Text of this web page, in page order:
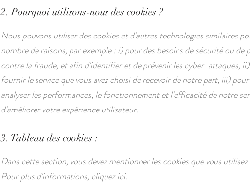
2. Pourquoi utilisons-nous des cookies ?
Nous pouvons utiliser des cookies et d'autres technologies similaires
nombre de raisons, par exemple : i) pour des besoins de sécurité ou de
contre la fraude, et afin d'identifier et de prévenir les cyber-attaques,
fournir le service que vous avez choisi de recevoir de notre part, iii)
analyser les performances, le fonctionnement et l'efficacité de notre
d'améliorer votre expérience utilisateur.
3. Tableau des cookies :
Dans cette section, vous devez mentionner les cookies que vous
Pour plus d'informations, cliquez ici.